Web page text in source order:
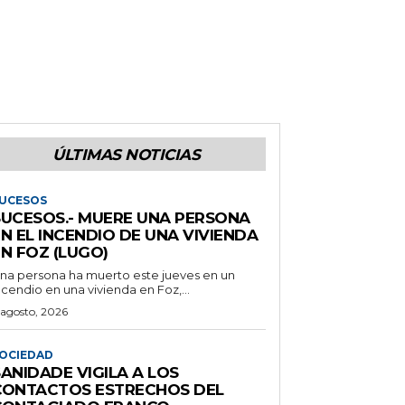
ÚLTIMAS NOTICIAS
MUERE UNA PERSONA
EL INCENDIO DE UNA VIVIENDA
FOZ (LUGO)
persona ha muerto este jueves en un
en una vivienda en Foz,...
2026
VIGILA A LOS
ESTRECHOS DEL